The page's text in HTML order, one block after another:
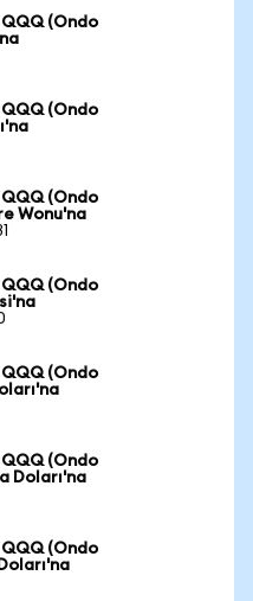
(Ondo
(Ondo
(Ondo
Wonu'na
(Ondo
(Ondo
(Ondo
Doları'na
(Ondo